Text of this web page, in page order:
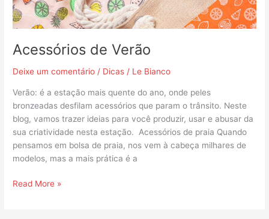
Acessórios de Verão
Deixe um comentário / Dicas / Le Bianco
Verão: é a estação mais quente do ano, onde peles
bronzeadas desfilam acessórios que param o trânsito. Neste
blog, vamos trazer ideias para você produzir, usar e abusar da
sua criatividade nesta estação. Acessórios de praia Quando
pensamos em bolsa de praia, nos vem à cabeça milhares de
modelos, mas a mais prática é a
Read More »